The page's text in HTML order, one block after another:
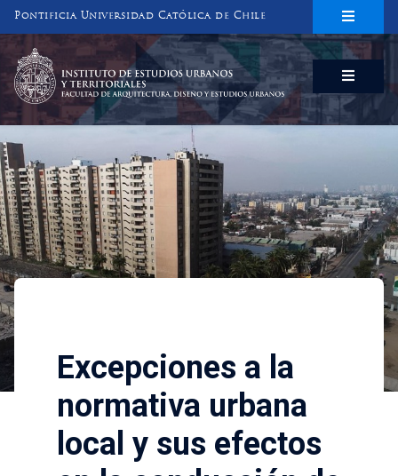
Pontificia Universidad Católica de Chile
INSTITUTO DE ESTUDIOS URBANOS
Y TERRITORIALES
FACULTAD DE ARQUITECTURA, DISEÑO Y ESTUDIOS URBANOS
Excepciones a la
Excepciones a la
normativa urbana
local y sus efectos